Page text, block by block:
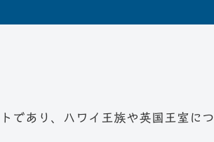
であり、ハワイ王族や英国王室に